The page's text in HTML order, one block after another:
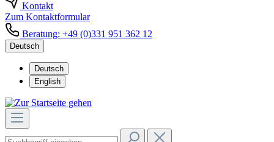
Kontakt
Zum Kontaktformular
Beratung: +49 (0)331 951 362 12
Deutsch
Deutsch
English